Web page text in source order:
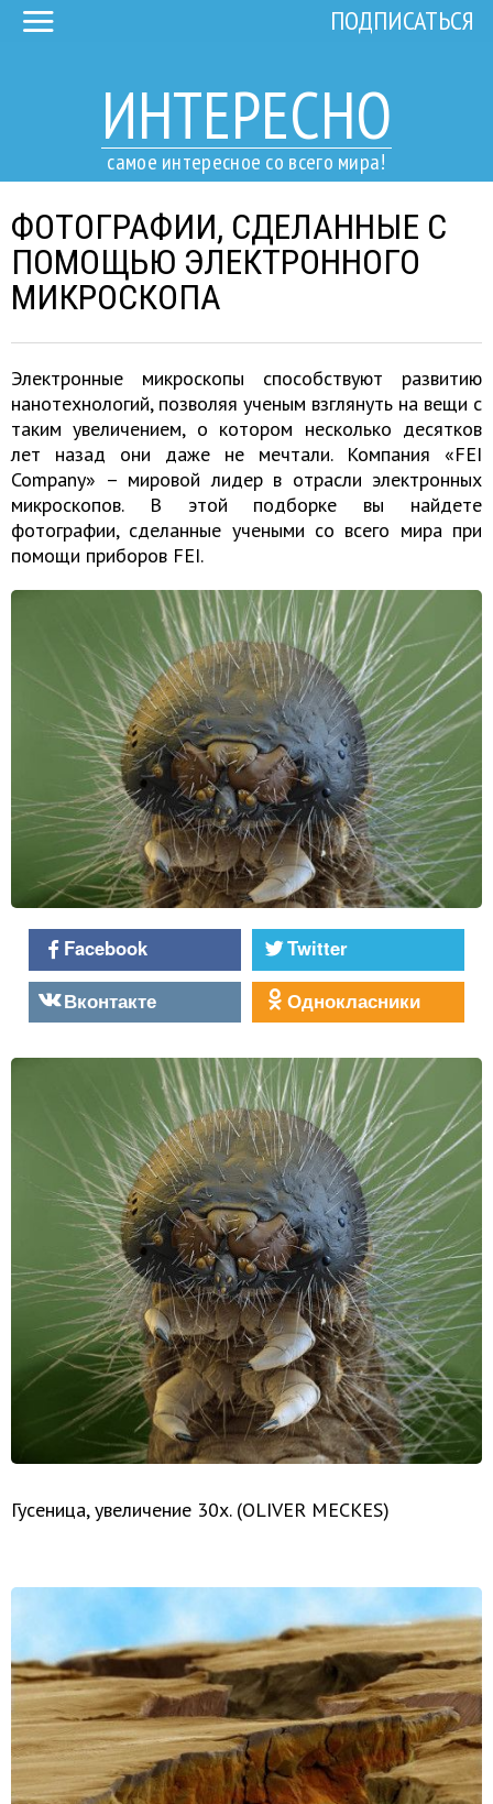
ИНТЕРЕСНО
самое интересное со всего мира!
ПОДПИСАТЬСЯ
ФОТОГРАФИИ, СДЕЛАННЫЕ С
ПОМОЩЬЮ ЭЛЕКТРОННОГО
МИКРОСКОПА
Электронные микроскопы способствуют развитию
нанотехнологий, позволяя ученым взглянуть на вещи с
таким увеличением, о котором несколько десятков
лет назад они даже не мечтали. Компания «FEI
Company» – мировой лидер в отрасли электронных
микроскопов. В этой подборке вы найдете
фотографии, сделанные учеными со всего мира при
помощи приборов FEI.
Facebook
Twitter
Вконтакте
Однокласники
Гусеница, увеличение 30х. (OLIVER MECKES)